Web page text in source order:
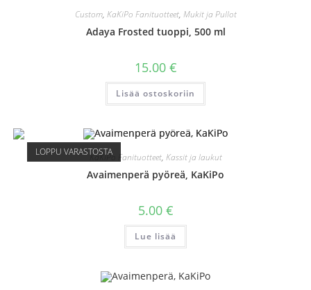
Custom, KaKiPo Fanituotteet, Mukit ja Pullot
Adaya Frosted tuoppi, 500 ml
15.00 €
Lisää ostoskoriin
LOPPU VARASTOSTAKaKiPo Fanituotteet, Kassit ja laukut
Avaimenperä pyöreä, KaKiPo
5.00 €
Lue lisää